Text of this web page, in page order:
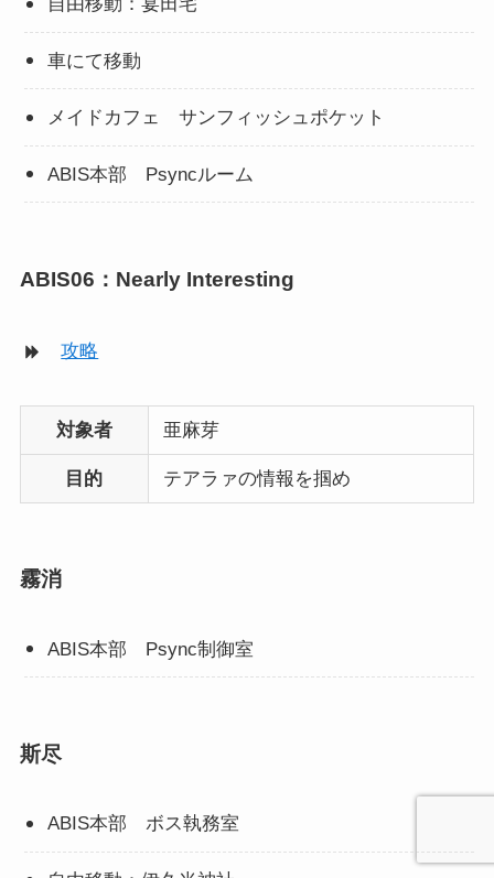
車にて移動
メイドカフェ サンフィッシュポケット
ABIS本部 Psyncルーム
ABIS06：Nearly Interesting
攻略
対象者 亜麻芽
目的 テアラァの情報を掴め
霧消
ABIS本部 Psync制御室
斯尽
ABIS本部 ボス執務室